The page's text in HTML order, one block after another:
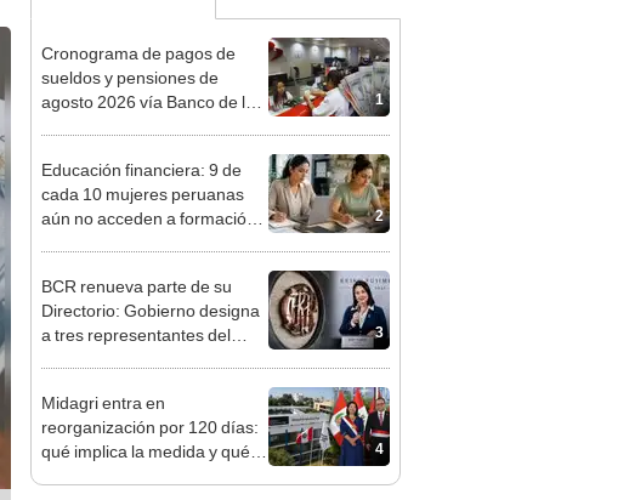
1
Cronograma de pagos de
sueldos y pensiones de
agosto 2026 vía Banco de la
2
Educación financiera: 9 de
cada 10 mujeres peruanas
aún no acceden a formación
3
BCR renueva parte de su
Directorio: Gobierno designa
a tres representantes del
4
Midagri entra en
reorganización por 120 días:
qué implica la medida y qué